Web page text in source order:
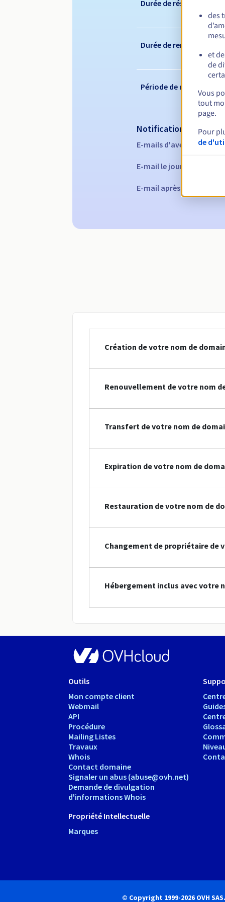
Durée de réservation
Durée de renouvellement
Période de rédemption
Notifications
E-mails d'avertissement :
E-mail le jour de
E-mail après la période
Création de votre nom de
Renouvellement de votre nom
Transfert de votre nom de
Expiration de votre nom de
Restauration de votre nom de
Changement de propriétaire de
Hébergement inclus avec votre
Outils
Mon compte client
Webmail
API
Procédure
Mailing Listes
Travaux
Whois
Contact domaine
Signaler un abus (abuse@ovh.net)
Demande de divulgation
d'informations Whois
Propriété Intellectuelle
Marques
© Copyright 1999-2026 OVH SAS.
des
et
de
Vous
tout
page.
Pour
de